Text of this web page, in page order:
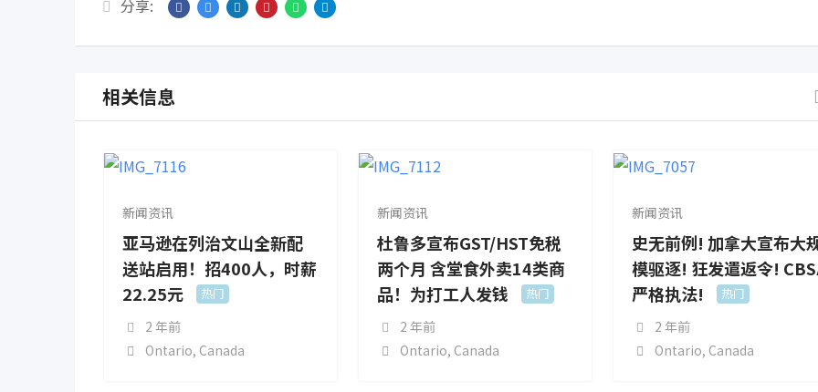
分享:
相关信息
新闻资讯
亚马逊在列治文山全新配
送站启用！招400人，时薪
22.25元
热门
2 年前
Ontario, Canada
新闻资讯
杜鲁多宣布GST/HST免税
两个月 含堂食外卖14类商
品！为打工人发钱
热门
2 年前
Ontario, Canada
新闻资讯
史无前例! 加拿大宣布大
模驱逐! 狂发遣返令!
严格执法!
热门
2 年前
Ontario, Canada